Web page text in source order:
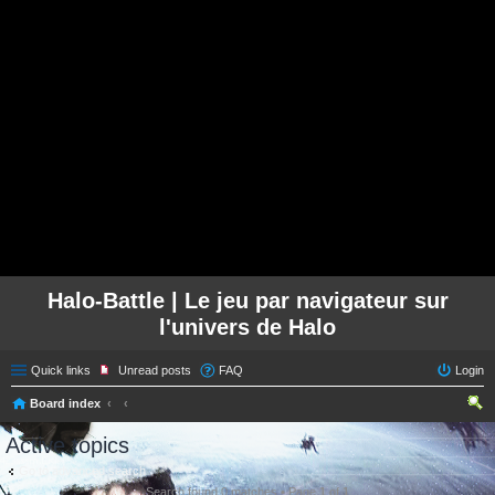
Halo-Battle | Le jeu par navigateur sur
l'univers de Halo
Quick links Unread posts FAQ Login
Board index
ear
ch
Active topics
Go to advanced search
Search found 0 matches • Page1 of1